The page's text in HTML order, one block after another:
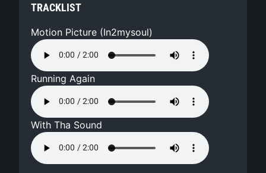
TRACKLIST
Motion Picture (In2mysoul)
Running Again
With Tha Sound